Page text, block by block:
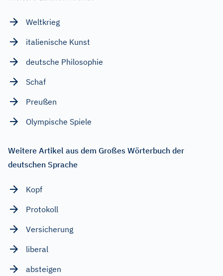
Weltkrieg
italienische Kunst
deutsche Philosophie
Schaf
Preußen
Olympische Spiele
Weitere Artikel aus dem Großes Wörterbuch der
deutschen Sprache
Kopf
Protokoll
Versicherung
liberal
absteigen